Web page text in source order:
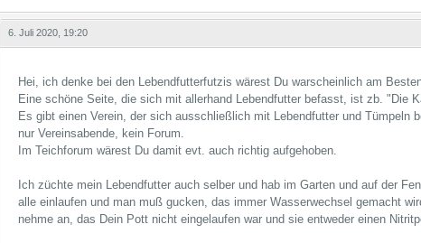
6. Juli 2020, 19:20
Hei, ich denke bei den Lebendfutterfutzis wärest Du warscheinlich am
Eine schöne Seite, die sich mit allerhand Lebendfutter befasst, ist zb. "Die
Es gibt einen Verein, der sich ausschließlich mit Lebendfutter und
nur Vereinsabende, kein Forum.
Im Teichforum wärest Du damit evt. auch richtig aufgehoben.
Ich züchte mein Lebendfutter auch selber und hab im Garten und auf der
alle einlaufen und man muß gucken, das immer Wasserwechsel gemacht
nehme an, das Dein Pott nicht eingelaufen war und sie entweder einen